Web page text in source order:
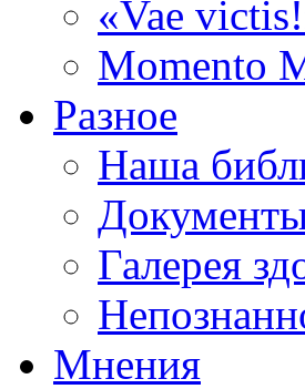
«Vae
Momento
Разное
Наша
Галерея
Мнения